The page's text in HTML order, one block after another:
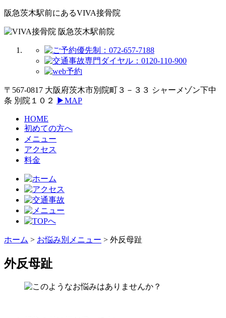
阪急茨木駅前にあるVIVA接骨院
〒567-0817 大阪府茨木市別院町３－３３ シャーメゾン下中
条 別院１０２
▶MAP
HOME
初めての方へ
メニュー
アクセス
料金
ホーム > お悩み別メニュー > 外反母趾
外反母趾